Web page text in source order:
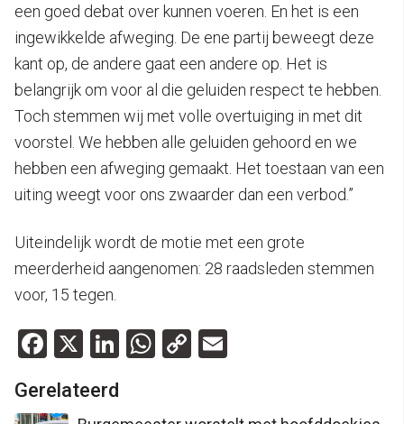
een goed debat over kunnen voeren. En het is een
ingewikkelde afweging. De ene partij beweegt deze
kant op, de andere gaat een andere op. Het is
belangrijk om voor al die geluiden respect te hebben.
Toch stemmen wij met volle overtuiging in met dit
voorstel. We hebben alle geluiden gehoord en we
hebben een afweging gemaakt. Het toestaan van een
uiting weegt voor ons zwaarder dan een verbod.”
Uiteindelijk wordt de motie met een grote
meerderheid aangenomen: 28 raadsleden stemmen
voor, 15 tegen.
Facebook
X LinkedIn
WhatsApp
Copy
Gerelateerd